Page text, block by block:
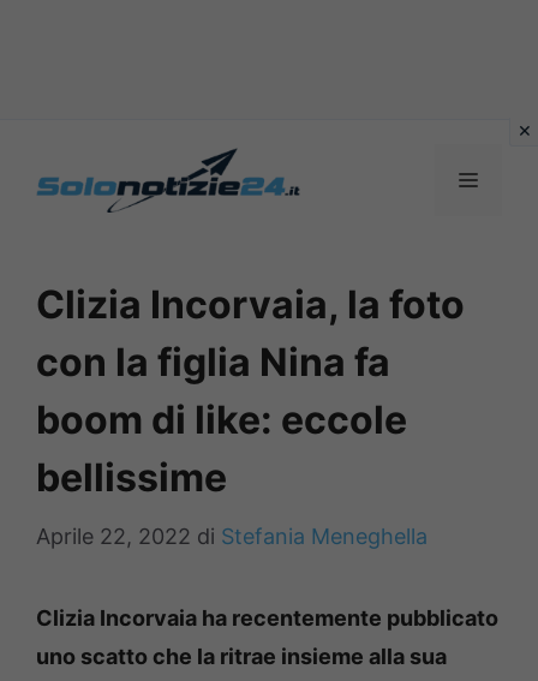
MENU
Clizia Incorvaia, la foto
con la figlia Nina fa
boom di like: eccole
bellissime
Aprile 22, 2022 di Stefania Meneghella
Clizia Incorvaia ha recentemente pubblicato
uno scatto che la ritrae insieme alla sua